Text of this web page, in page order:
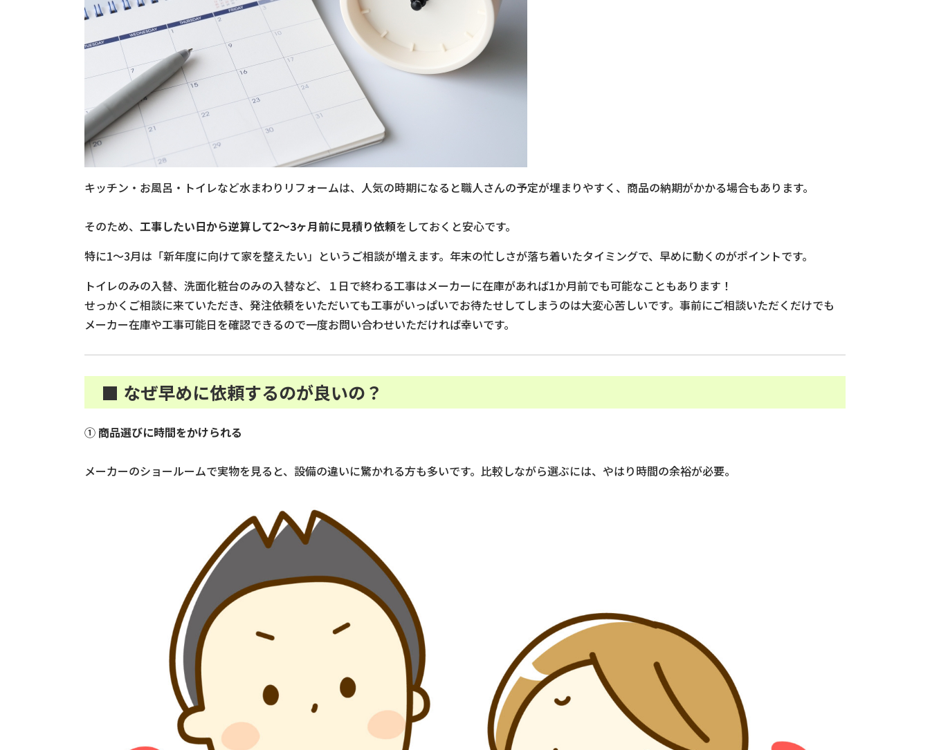
キッチン・お風呂・トイレなど水まわりリフォームは、人気の時期になると職人さんの予定が埋まりやすく、商品の納期がかかる場合もあります。
そのため、 工事したい日から逆算して2〜3ヶ月前に見積り依頼をしておくと安心です。
特に1〜3月は「新年度に向けて家を整えたい」というご相談が増えます。年末の忙しさが落ち着いたタイミングで、早めに動くのがポイントです。
トイレのみの入替、洗面化粧台のみの入替など、１日で終わる工事はメーカーに在庫があれば1か月前でも可能なこともあります！
せっかくご相談に来ていただき、発注依頼をいただいても工事がいっぱいでお待たせしてしまうのは大変心苦しいです。事前にご相談いただくだけでも
メーカー在庫や工事可能日を確認できるので一度お問い合わせいただければ幸いです。
■ なぜ早めに依頼するのが良いの？
① 商品選びに時間をかけられる
メーカーのショールームで実物を見ると、設備の違いに驚かれる方も多いです。比較しながら選ぶには、やはり時間の余裕が必要。